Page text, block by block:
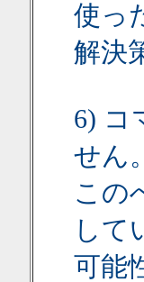
使っ
解決
6) コ
せん
この
して
可能